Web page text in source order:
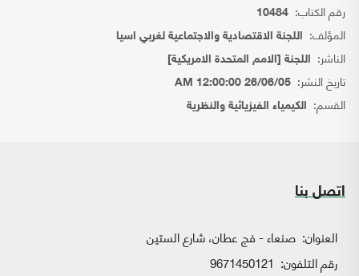
رقم الكتاب: 10484
المؤلف: اللجنة الاقتصادية والاجتماعية لغربي اسيا
الناشر: اللجنة [الامم المتحدة الامريكية]
تاريخ النشر: 26/06/05 12:00:00 AM
القسم: الكيمياء الفيزيائية والنظرية
اتصل بنا
العنوان: صنعاء - فج عطان، شارع الستين
رقم التلفون: 9671450121